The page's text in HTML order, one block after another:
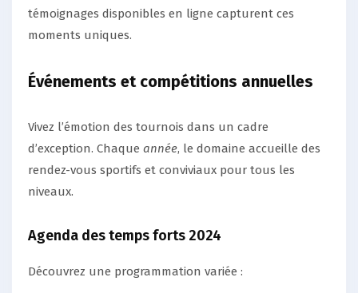
témoignages disponibles en ligne capturent ces
moments uniques.
Événements et compétitions annuelles
Vivez l’émotion des tournois dans un cadre
d’exception. Chaque année, le domaine accueille des
rendez-vous sportifs et conviviaux pour tous les
niveaux.
Agenda des temps forts 2024
Découvrez une programmation variée :